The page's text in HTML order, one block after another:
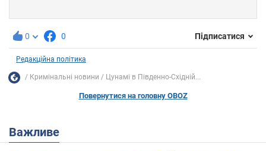
0 0 Підписатися
Редакційна політика
Кримінальні новини Цунамі в Південно-Східній...
Повернутися на головну OBOZ
Важливе